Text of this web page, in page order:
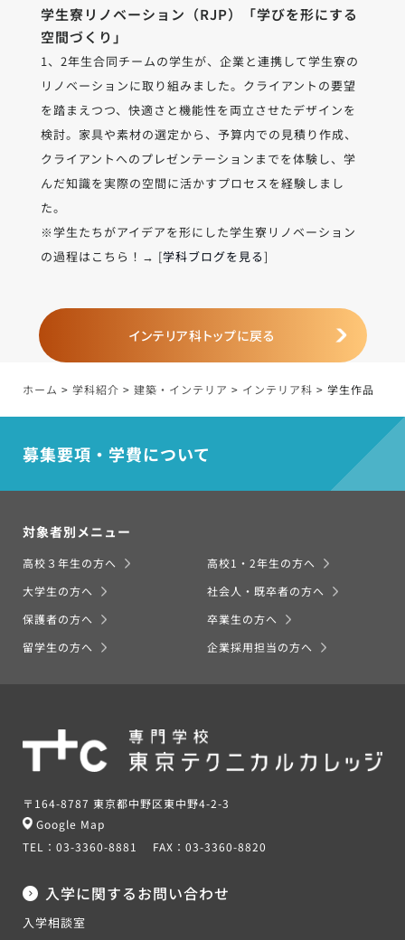
学生寮リノベーション（RJP）「学びを形にする
空間づくり」
1、2年生合同チームの学生が、企業と連携して学生寮の
リノベーションに取り組みました。クライアントの要望
を踏まえつつ、快適さと機能性を両立させたデザインを
検討。家具や素材の選定から、予算内での見積り作成、
クライアントへのプレゼンテーションまでを体験し、学
んだ知識を実際の空間に活かすプロセスを経験しまし
た。
※学生たちがアイデアを形にした学生寮リノベーション
の過程はこちら！→ [学科ブログを見る]
インテリア科トップに戻る
ホーム > 学科紹介 > 建築・インテリア > インテリア科 > 学生作品
募集要項・学費について
対象者別メニュー
高校３年生の方へ
高校1・2年生の方へ
大学生の方へ
社会人・既卒者の方へ
保護者の方へ
卒業生の方へ
留学生の方へ
企業採用担当の方へ
〒164-8787 東京都中野区東中野4-2-3
Google Map
TEL： 03-3360-8881 FAX： 03-3360-8820
入学に関するお問い合わせ
入学相談室